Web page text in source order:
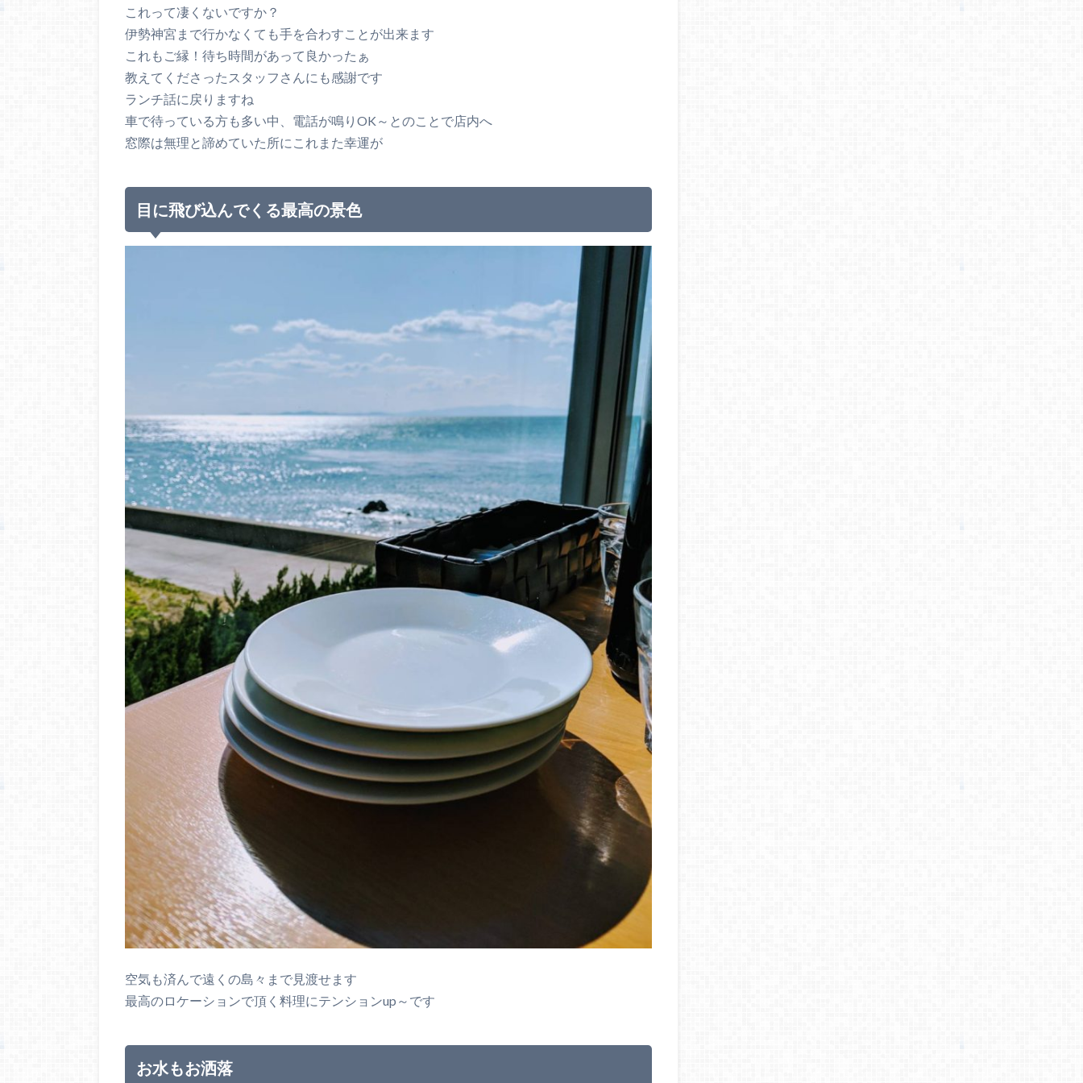
これって凄くないですか？
伊勢神宮まで行かなくても手を合わすことが出来ます
これもご縁！待ち時間があって良かったぁ
教えてくださったスタッフさんにも感謝です
ランチ話に戻りますね
車で待っている方も多い中、電話が鳴りOK～とのことで店内へ
窓際は無理と諦めていた所にこれまた幸運が
目に飛び込んでくる最高の景色
空気も済んで遠くの島々まで見渡せます
最高のロケーションで頂く料理にテンションup～です
お水もお洒落